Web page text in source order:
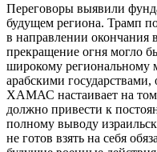
Переговоры выявили
будущем региона. Трамп
в направлении окончания
прекращение огня могло
широкому региональному
арабскими
ХАМАС настаивает на
должно привести к
полному выводу
не готов взять на себя